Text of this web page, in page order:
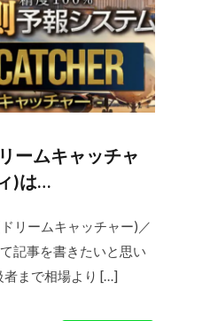
ームキャッチャ
)は…
リームキャッチャー)／
記事を書きたいと思い
者まで相場より […]